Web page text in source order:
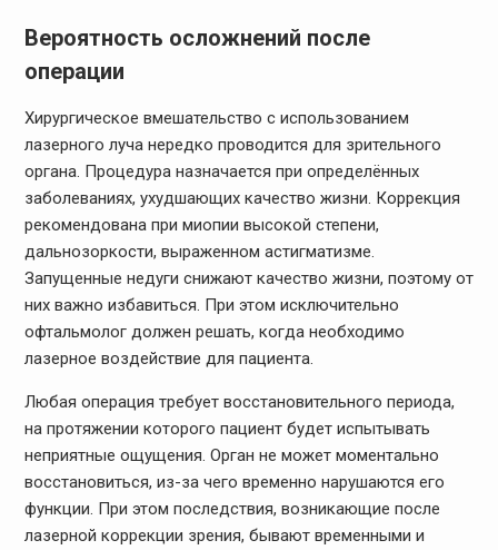
Вероятность осложнений после
операции
Хирургическое вмешательство с использованием
лазерного луча нередко проводится для зрительного
органа. Процедура назначается при определённых
заболеваниях, ухудшающих качество жизни. Коррекция
рекомендована при миопии высокой степени,
дальнозоркости, выраженном астигматизме.
Запущенные недуги снижают качество жизни, поэтому от
них важно избавиться. При этом исключительно
офтальмолог должен решать, когда необходимо
лазерное воздействие для пациента.
Любая операция требует восстановительного периода,
на протяжении которого пациент будет испытывать
неприятные ощущения. Орган не может моментально
восстановиться, из-за чего временно нарушаются его
функции. При этом последствия, возникающие после
лазерной коррекции зрения, бывают временными и